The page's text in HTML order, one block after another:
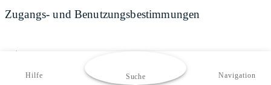
Zugangs- und Benutzungsbestimmungen
Teilen
Hilfe Suche Navigation